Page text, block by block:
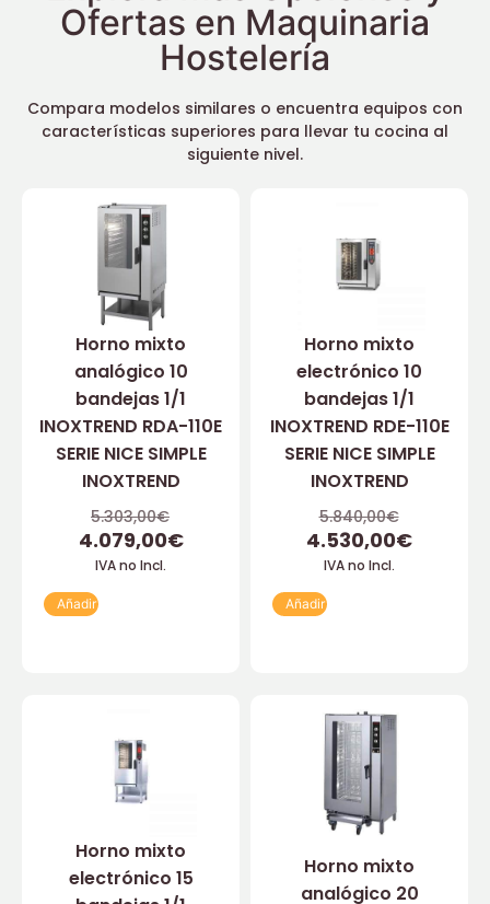
Ofertas en Maquinaria
Hostelería
Compara modelos similares o encuentra equipos con
características superiores para llevar tu cocina al
siguiente nivel.
Horno mixto
analógico 10
bandejas 1/1
INOXTREND RDA-110E
SERIE NICE SIMPLE
INOXTREND
5.303,00€
4.079,00€
IVA no Incl.
Añadir
Horno mixto
electrónico 10
bandejas 1/1
INOXTREND RDE-110E
SERIE NICE SIMPLE
INOXTREND
5.840,00€
4.530,00€
IVA no Incl.
Añadir
Horno mixto
electrónico 15
Horno mixto
analógico 20